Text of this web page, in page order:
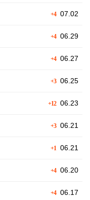
+407.02
+406.29
+406.27
+306.25
+1206.23
+306.21
+1 06.21
+406.20
+406.17